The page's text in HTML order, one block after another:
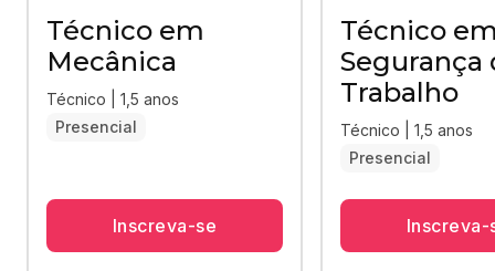
Técnico em
Mecânica
Técnico | 1,5 anos
Presencial
Inscreva-se
Técnico
Segurança
Trabalho
Técnico | 1,5 anos
Presencial
Inscreva-